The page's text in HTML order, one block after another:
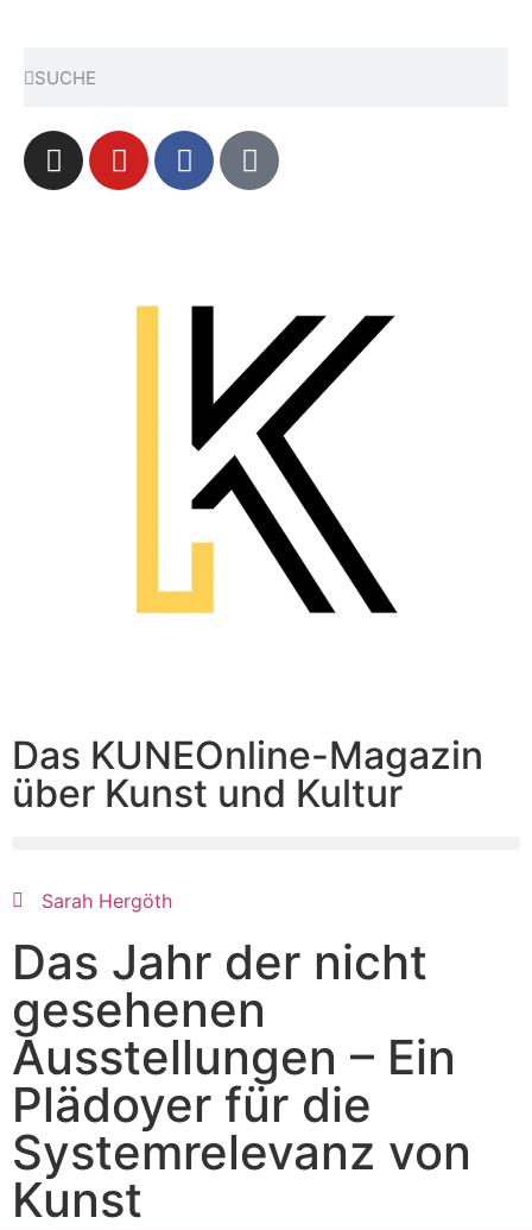
Das KUNEOnline-Magazin
über Kunst und Kultur
Sarah Hergöth
Das Jahr der nicht
gesehenen
Ausstellungen – Ein
Plädoyer für die
Systemrelevanz von
Kunst